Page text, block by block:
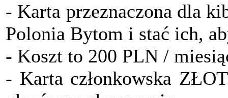
- Karta przeznaczona dla
Polonia Bytom i stać ich,
- Koszt to 200 PLN /
- Karta członkowska